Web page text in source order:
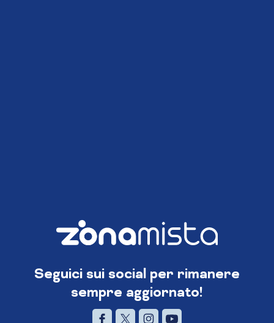
Seguici sui social per rimanere
sempre aggiornato!